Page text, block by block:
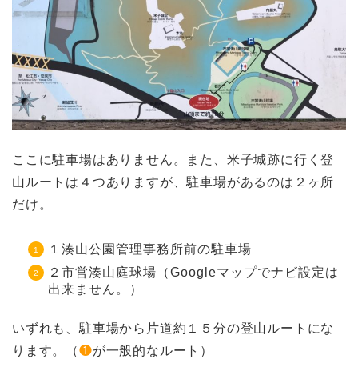
ここに駐車場はありません。また、米子城跡に行く登
山ルートは４つありますが、駐車場があるのは２ヶ所
だけ。
１湊山公園管理事務所前の駐車場
２市営湊山庭球場（Googleマップでナビ設定は
出来ません。）
いずれも、駐車場から片道約１５分の登山ルートにな
ります。（❶が一般的なルート）